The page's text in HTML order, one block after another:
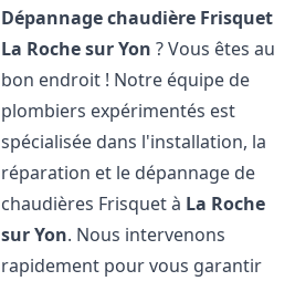
Dépannage chaudière Frisquet
La Roche sur Yon ? Vous êtes au
bon endroit ! Notre équipe de
plombiers expérimentés est
spécialisée dans l'installation, la
réparation et le dépannage de
chaudières Frisquet à La Roche
sur Yon. Nous intervenons
rapidement pour vous garantir